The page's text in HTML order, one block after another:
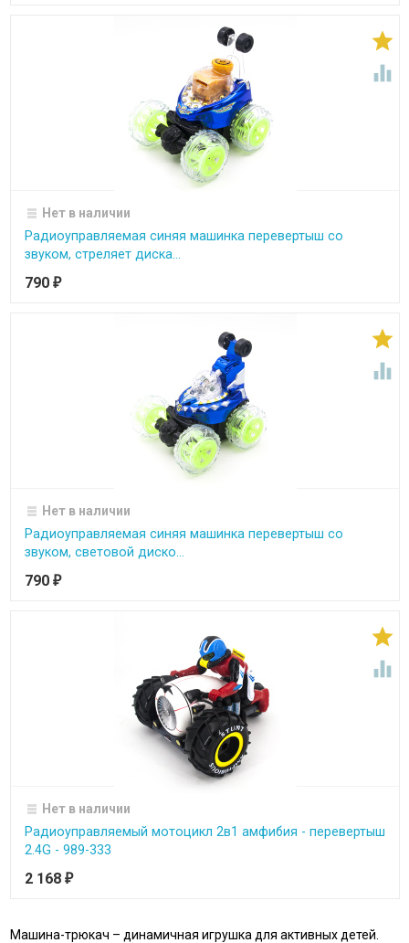


Нет в наличии
Радиоуправляемая синяя машинка перевертыш со
звуком, стреляет диска...
790 ₽


Нет в наличии
Радиоуправляемая синяя машинка перевертыш со
звуком, световой диско...
790 ₽


Нет в наличии
Радиоуправляемый мотоцикл 2в1 амфибия - перевертыш
2.4G - 989-333
2 168 ₽
Машина-трюкач – динамичная игрушка для активных детей.